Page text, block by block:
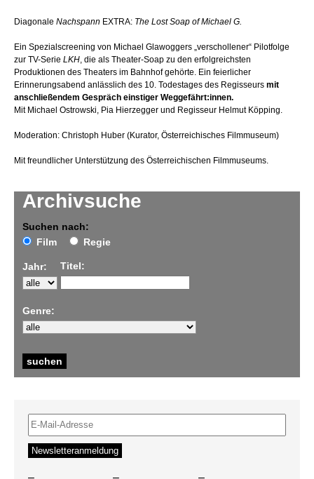
Archivsuche
Suchen nach:
Film
Regie
Jahr: Titel:
Genre:
Diagonale Nachspann EXTRA: The Lost Soap of Michael G.
Ein Spezialscreening von Michael Glawoggers „verschollener“ Pilotfolge
zur TV-Serie LKH, die als Theater-Soap zu den erfolgreichsten
Produktionen des Theaters im Bahnhof gehörte. Ein feierlicher
Erinnerungsabend anlässlich des 10. Todestages des Regisseurs mit
anschließendem Gespräch einstiger Weggefährt:innen.
Mit Michael Ostrowski, Pia Hierzegger und Regisseur Helmut Köpping.
Moderation: Christoph Huber (Kurator, Österreichisches Filmmuseum)
Mit freundlicher Unterstützung des Österreichischen Filmmuseums.